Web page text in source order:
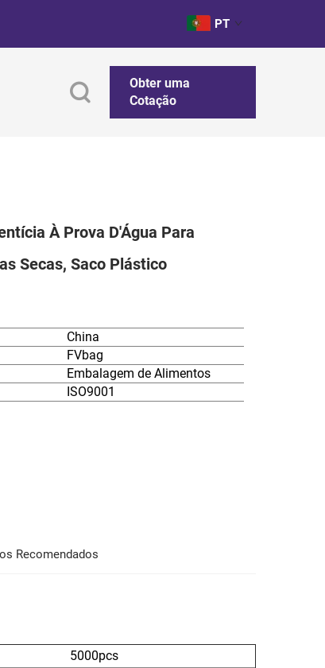
PT
Obter uma
Cotação
À Prova D'Água Para
Secas, Saco Plástico
China
FVbag
Embalagem de Alimentos
ISO9001
Recomendados
5000pcs